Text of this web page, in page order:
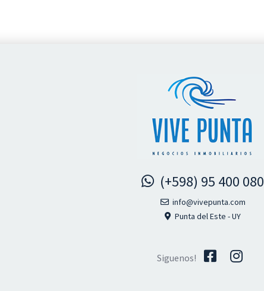
(+598) 95 400 080
info@vivepunta.com
Punta del Este - UY
Siguenos!